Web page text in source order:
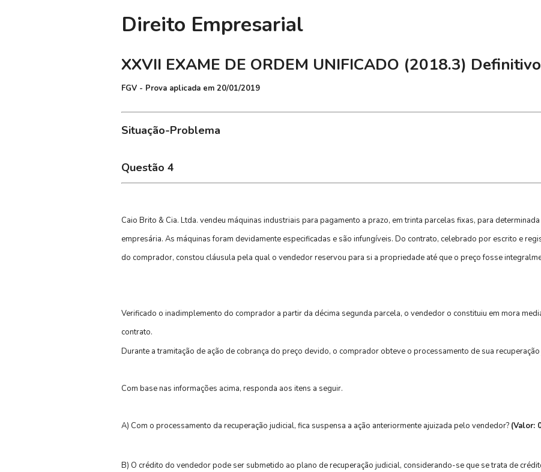
Direito Empresarial
XXVII EXAME DE ORDEM UNIFICADO (2018.3) Definitivo
FGV - Prova aplicada em 20/01/2019
Situação-Problema
Questão 4
Caio Brito & Cia. Ltda. vendeu máquinas industriais para pagamento a prazo, em trinta parcelas fixas, para
empresária. As máquinas foram devidamente especificadas e são infungíveis. Do contrato, celebrado por escrito e
do comprador, constou cláusula pela qual o vendedor reservou para si a propriedade até que o preço fosse
Verificado o inadimplemento do comprador a partir da décima segunda parcela, o vendedor o constituiu em mora
contrato.
Durante a tramitação de ação de cobrança do preço devido, o comprador obteve o processamento de sua
Com base nas informações acima, responda aos itens a seguir.
A) Com o processamento da recuperação judicial, fica suspensa a ação anteriormente ajuizada pelo vendedor? (Valor:
B) O crédito do vendedor pode ser submetido ao plano de recuperação judicial, considerando-se que se trata de